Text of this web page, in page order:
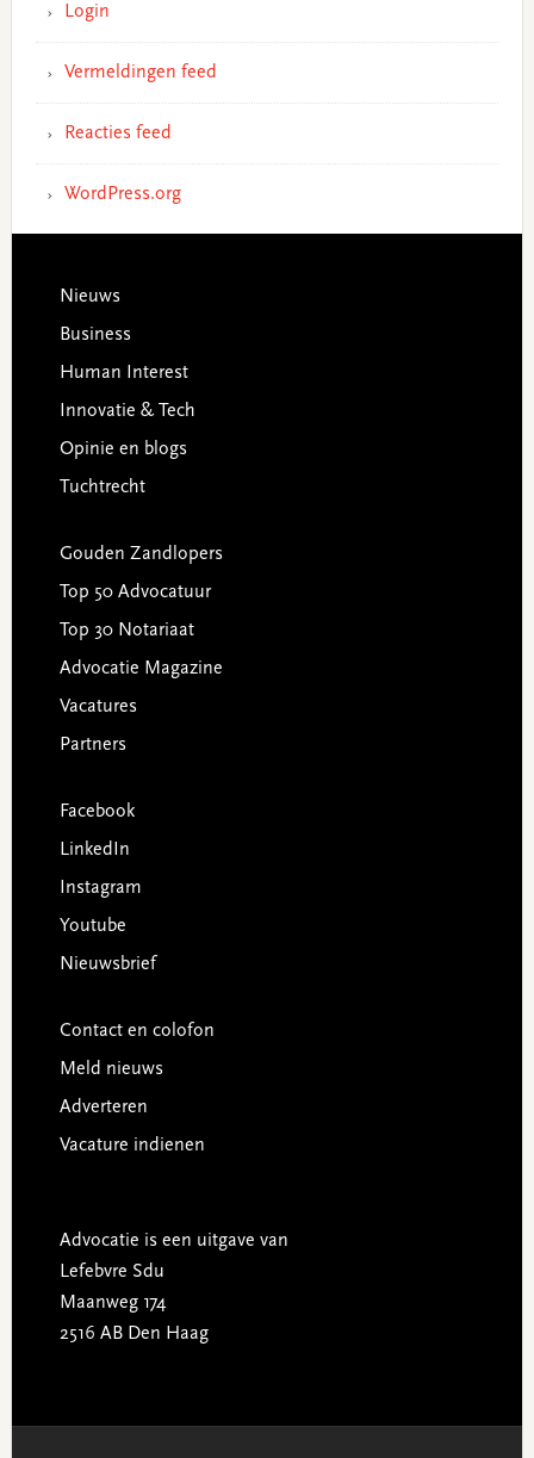
Login
Vermeldingen feed
Reacties feed
WordPress.org
Footer
Nieuws
Business
Human Interest
Innovatie & Tech
Opinie en blogs
Tuchtrecht
Gouden Zandlopers
Top 50 Advocatuur
Top 30 Notariaat
Advocatie Magazine
Vacatures
Partners
Facebook
LinkedIn
Instagram
Youtube
Nieuwsbrief
Contact en colofon
Meld nieuws
Adverteren
Vacature indienen
Advocatie is een uitgave van
Lefebvre Sdu
Maanweg 174
2516 AB Den Haag